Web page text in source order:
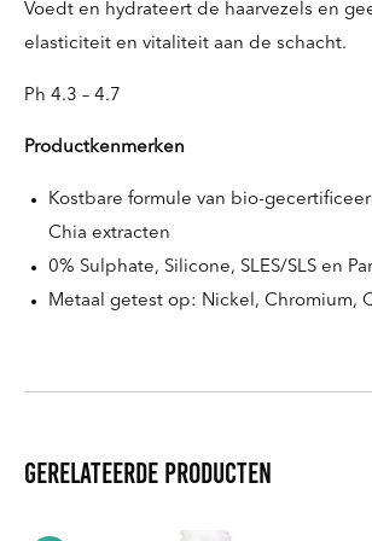
Voedt en hydrateert de haarvezels en
elasticiteit en vitaliteit aan de schacht.
Ph 4.3 – 4.7
Productkenmerken
Kostbare formule van bio-
Chia extracten
0% Sulphate, Silicone, SLES/SLS en
Metaal getest op: Nickel, Chromium,
Gerelateerde producten